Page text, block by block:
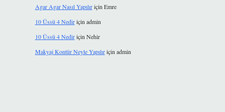
Agar Agar Nasıl Yapılıriçin Emre
10 Üssü 4 Nediriçin admin
10 Üssü 4 Nediriçin Nehir
Makyaj Kontür Neyle Yapılıriçin admin